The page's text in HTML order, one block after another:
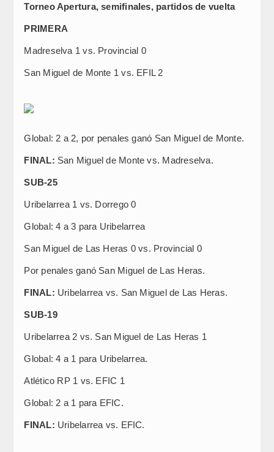
Torneo Apertura, semifinales, partidos de vuelta
PRIMERA
Madreselva 1 vs. Provincial 0
San Miguel de Monte 1 vs. EFIL 2
Global: 2 a 2, por penales ganó San Miguel de Monte.
FINAL: San Miguel de Monte vs. Madreselva.
SUB-25
Uribelarrea 1 vs. Dorrego 0
Global: 4 a 3 para Uribelarrea
San Miguel de Las Heras 0 vs. Provincial 0
Por penales ganó San Miguel de Las Heras.
FINAL: Uribelarrea vs. San Miguel de Las Heras.
SUB-19
Uribelarrea 2 vs. San Miguel de Las Heras 1
Global: 4 a 1 para Uribelarrea.
Atlético RP 1 vs. EFIC 1
Global: 2 a 1 para EFIC.
FINAL: Uribelarrea vs. EFIC.